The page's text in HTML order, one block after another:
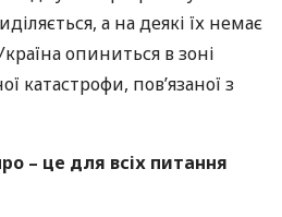
а на деякі їх немає
опиниться в зоні
катастрофи, пов’язаної з
– це для всіх питання